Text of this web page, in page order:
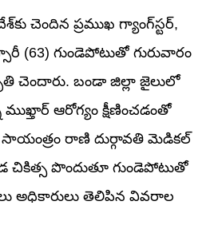
చెందిన ప్రముఖ గ్యాంగ్‌స్టర్‌,
(63) గుండెపోటుతో గురువారం
చెందారు. బండా జిల్లా జైలులో
ముఖ్తార్‌ ఆరోగ్యం క్షీణించడంతో
సాయంత్రం రాణి దుర్గావతి మెడికల్
చికిత్స పొందుతూ గుండెపోటుతో
అధికారులు తెలిపిన వివరాల